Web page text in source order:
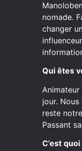
nomade.
changer
Qui êtes
jour.
reste
Passant
C’est